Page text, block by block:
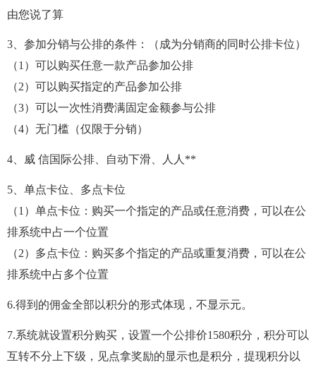
由您说了算
3、参加分销与公排的条件：（成为分销商的同时公排卡位）
（1）可以购买任意一款产品参加公排
（2）可以购买指定的产品参加公排
（3）可以一次性消费满固定金额参与公排
（4）无门槛（仅限于分销）
4、威 信国际公排、自动下滑、人人**
5、单点卡位、多点卡位
（1）单点卡位：购买一个指定的产品或任意消费，可以在公
排系统中占一个位置
（2）多点卡位：购买多个指定的产品或重复消费，可以在公
排系统中占多个位置
6.得到的佣金全部以积分的形式体现，不显示元。
7.系统就设置积分购买，设置一个公排价1580积分，积分可以
互转不分上下级，见点拿奖励的显示也是积分，提现积分以